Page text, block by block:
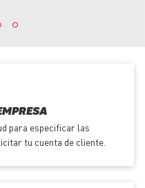
para especificar las
tu cuenta de cliente.